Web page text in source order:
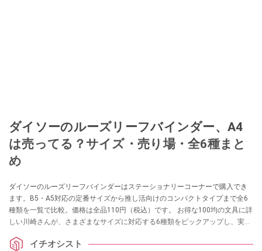
ダイソーのルーズリーフバインダー、A4
は売ってる？サイズ・売り場・全6種まと
め
ダイソーのルーズリーフバインダーはステーショナリーコーナーで購入でき
ます。B5・A5対応の定番サイズから推し活向けのコンパクトタイプまで全6
種類を一覧で比較。価格は全品110円（税込）です。 お得な100均の文具に詳
しい川崎さんが、さまざまなサイズに対応する6種類をピックアップし、実際
イチオシスト